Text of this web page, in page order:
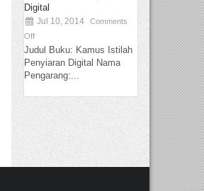
Digital
Jul 10, 2014
Comments
Off
Judul Buku: Kamus Istilah
Penyiaran Digital Nama
Pengarang:...